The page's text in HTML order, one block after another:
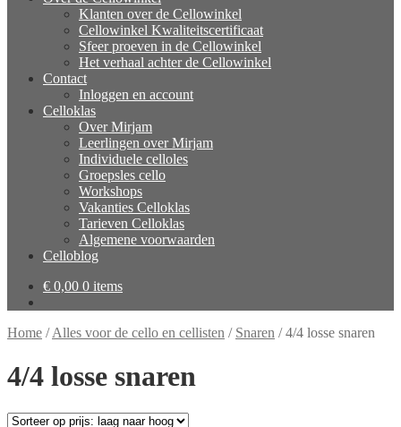
Klanten over de Cellowinkel
Cellowinkel Kwaliteitscertificaat
Sfeer proeven in de Cellowinkel
Het verhaal achter de Cellowinkel
Contact
Inloggen en account
Celloklas
Over Mirjam
Leerlingen over Mirjam
Individuele celloles
Groepsles cello
Workshops
Vakanties Celloklas
Tarieven Celloklas
Algemene voorwaarden
Celloblog
€ 0,00 0 items
Home /Alles voor de cello en cellisten / Snaren /4/4 losse snaren
4/4 losse snaren